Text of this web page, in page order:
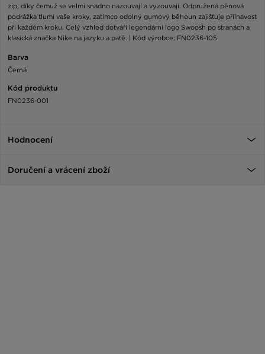
zip, díky čemuž se velmi snadno nazouvají a vyzouvají. Odpružená pěnová
podrážka tlumí vaše kroky, zatímco odolný gumový běhoun zajišťuje přilnavost
při každém kroku. Celý vzhled dotváří legendární logo Swoosh po stranách a
klasická značka Nike na jazyku a patě. | Kód výrobce: FN0236-105
Barva
Černá
Kód produktu
FN0236-001
Hodnocení
Doručení a vrácení zboží